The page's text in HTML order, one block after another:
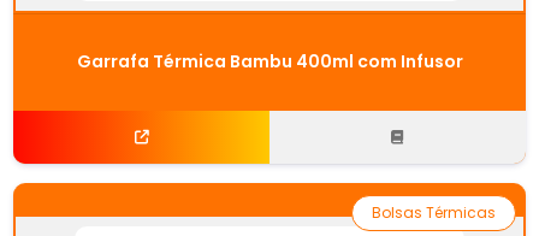
Garrafa Térmica Bambu 400ml com Infusor
Bolsas Térmicas